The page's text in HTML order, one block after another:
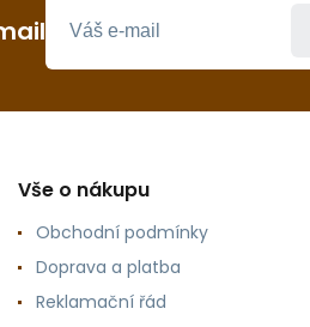
Vše o nákupu
Obchodní podmínky
Doprava a platba
Reklamační řád